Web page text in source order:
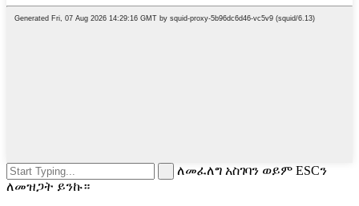
ለመፈለግ አስገባን ወይም ESCን
ለመዝጋት ይንኩ።